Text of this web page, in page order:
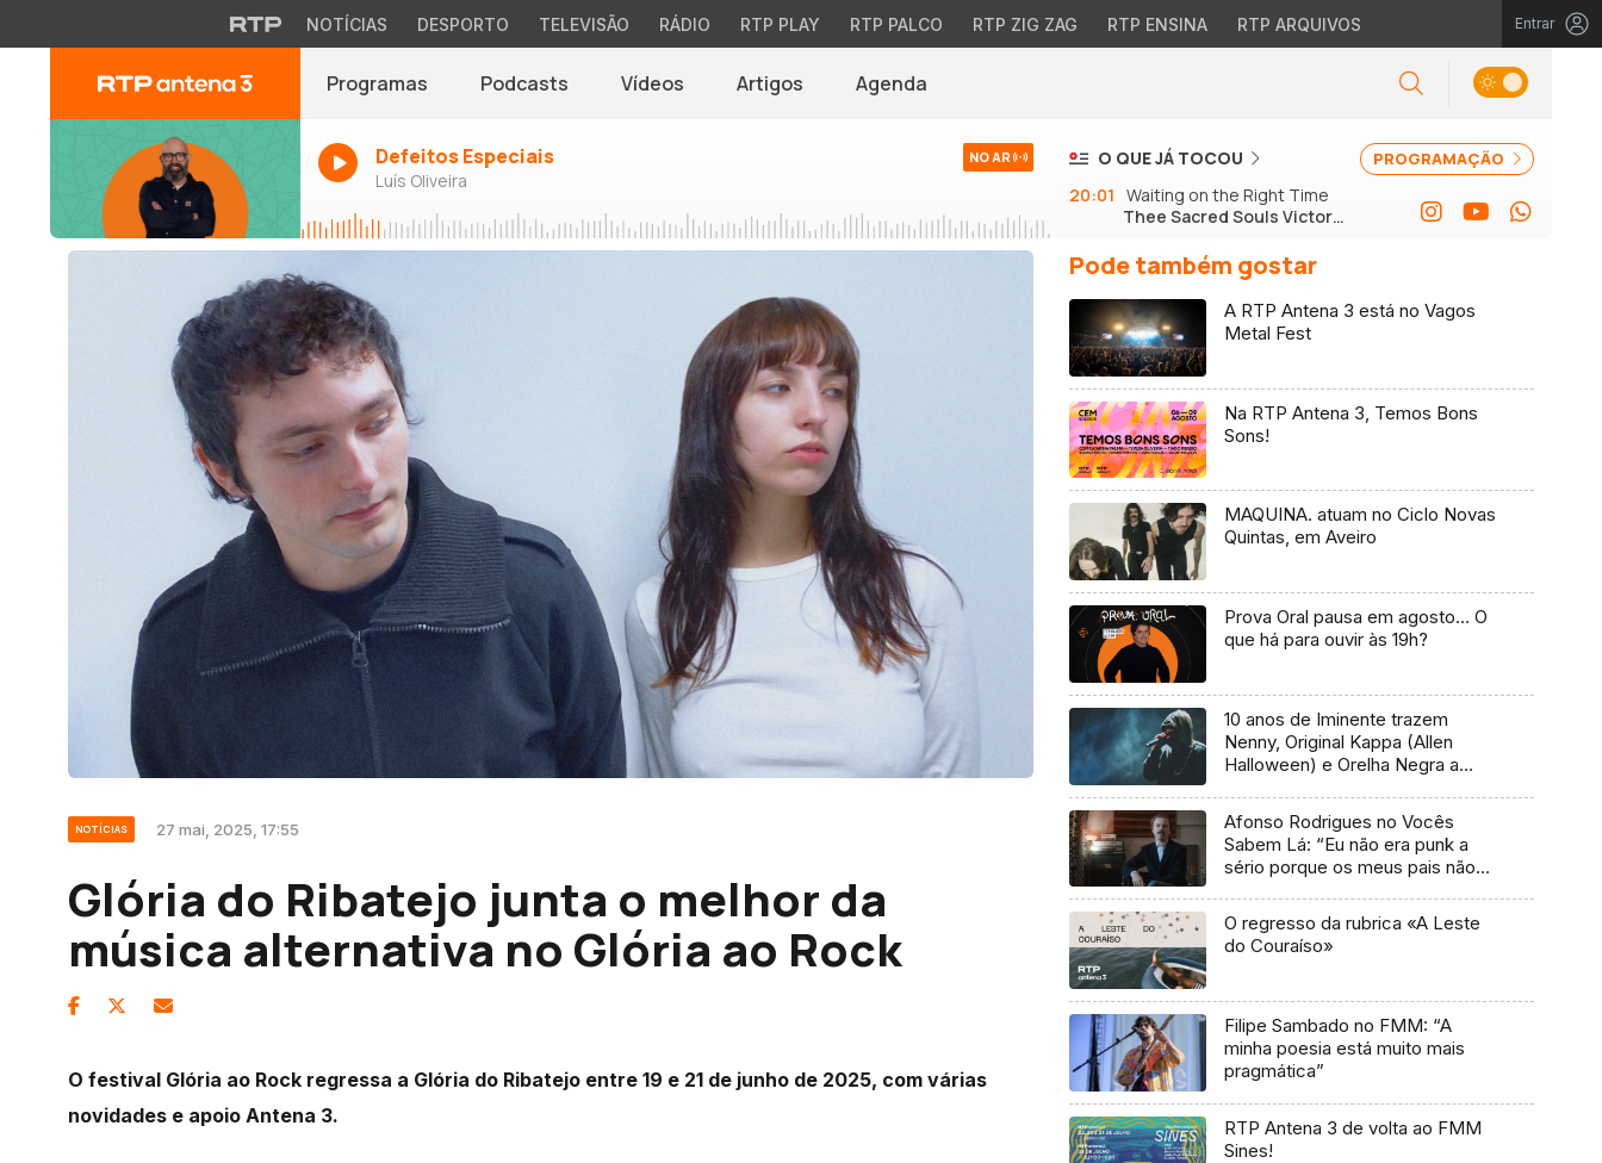
NOTÍCIAS DESPORTO TELEVISÃO RÁDIO RTP PLAY RTP PALCO RTP ZIG ZAG RTP ENSINA RTP ARQUIVOS Entrar
Programas Podcasts Vídeos Artigos Agenda
Defeitos Especiais
Luís Oliveira
NO AR PROGRAMAÇÃO
O QUE JÁ TOCOU
20:01 Waiting on the Right Time
Thee Sacred Souls Victor
NOTÍCIAS 27 mai, 2025, 17:55
Glória do Ribatejo junta o melhor da
música alternativa no Glória ao Rock
O festival Glória ao Rock regressa a Glória do Ribatejo entre 19 e 21 de junho de 2025, com várias
novidades e apoio Antena 3.
Pode também gostar
A RTP Antena 3 está no Vagos
Metal Fest
Na RTP Antena 3, Temos Bons
Sons!
MAQUINA. atuam no Ciclo Novas
Quintas, em Aveiro
Prova Oral pausa em agosto… O
que há para ouvir às 19h?
10 anos de Iminente trazem
Nenny, Original Kappa (Allen
Halloween) e Orelha Negra a
Afonso Rodrigues no Vocês
Sabem Lá: “Eu não era punk a
sério porque os meus pais não
O regresso da rubrica «A Leste
do Couraíso»
Filipe Sambado no FMM: “A
minha poesia está muito mais
pragmática”
RTP Antena 3 de volta ao FMM
Sines!